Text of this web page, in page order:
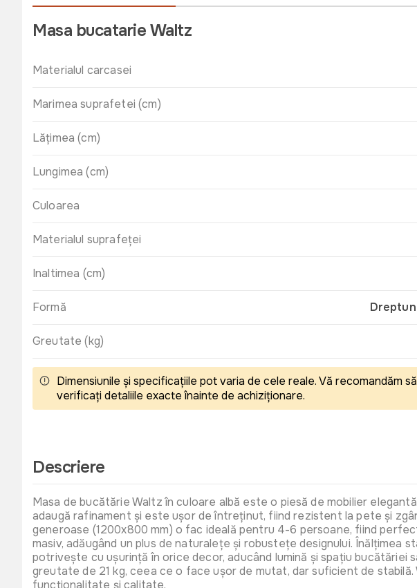
Masa bucatarie Waltz
Materialul carcasei
Marimea suprafetei (cm)
Lățimea (cm)
Lungimea (cm)
Culoarea
Materialul suprafeței
Inaltimea (cm)
Formă
Greutate (kg)
Dimensiunile și specificațiile pot varia de cele reale. Vă recomandăm să
verificați detaliile exacte înainte de achiziționare.
Descriere
Masa de bucătărie Waltz în culoare albă este o piesă de mobilier
adaugă rafinament și este ușor de întreținut, fiind rezistent la pete și
generoase (1200x800 mm) o fac ideală pentru 4-6 persoane, fiind
masiv, adăugând un plus de naturalețe și robustețe designului. Înălțimea
potrivește cu ușurință în orice decor, aducând lumină și spațiu bucătăriei
greutate de 21 kg, ceea ce o face ușor de mutat, dar suficient de
funcționalitate și calitate.